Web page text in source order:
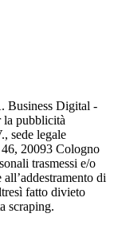
Business Digital -
la pubblicità
sede legale
20093 Cologno
trasmessi e/o
di
fatto divieto
scraping.